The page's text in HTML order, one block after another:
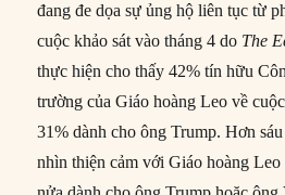
đang đe dọa sự ủng hộ liên tục từ
cuộc khảo sát vào tháng 4 do The
thực hiện cho thấy 42% tín hữu
trường của Giáo hoàng Leo về
31% dành cho ông Trump. Hơn
nhìn thiện cảm với Giáo hoàng